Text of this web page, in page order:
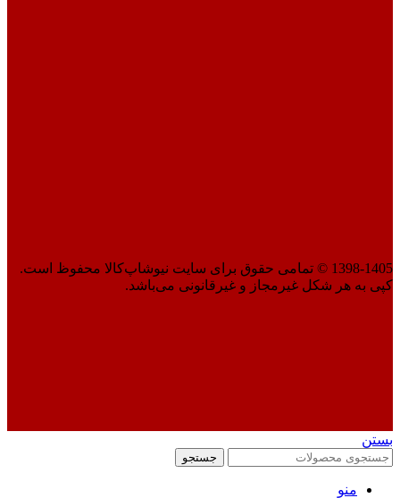
1398-1405 © تمامی حقوق برای سایت نیوشاپ‌کالا محفوظ است.
کپی به هر شکل غیرمجاز و غیرقانونی می‌باشد.
بستن
جستجو
منو